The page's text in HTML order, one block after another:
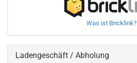
Was ist Bricklink?
Ladengeschäft / Abholung